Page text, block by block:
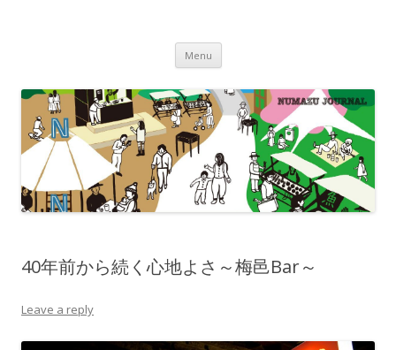
Menu Skip to content
40年前から続く心地よさ～梅邑Bar～
Leave a reply